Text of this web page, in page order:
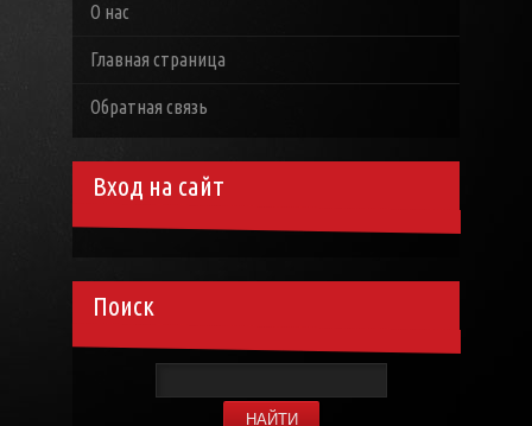
О нас
Главная страница
Обратная связь
Вход на сайт
Поиск